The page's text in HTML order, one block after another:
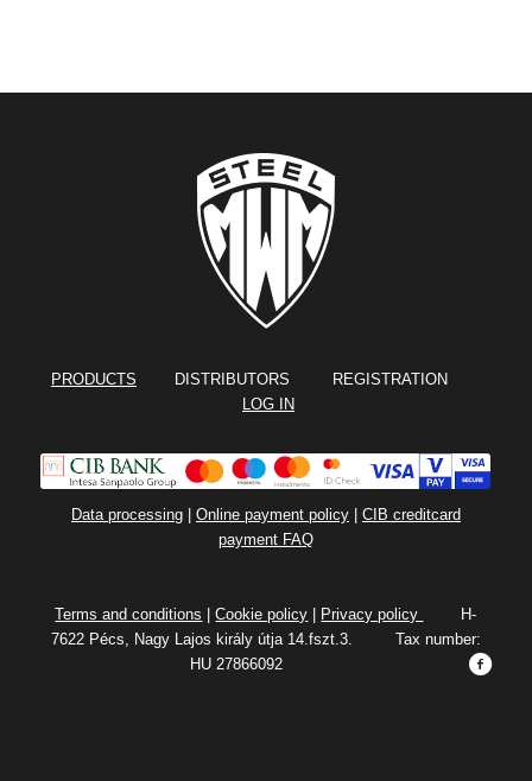
PRODUCTS DISTRIBUTORS REGISTRATION
LOG IN
Data processing| Online payment policy| CIB creditcard
payment FAQ
Terms and conditions |Cookie policy Privacy policy
H-
7622 Pécs, Nagy Lajos király útja 14.fszt.3. Tax number:
HU 27866092